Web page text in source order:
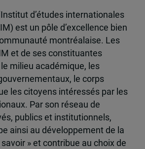
d’études internationales
est un pôle d’excellence bien
montréalaise. Les
et de ses constituantes
milieu académique, les
le corps
les citoyens intéressés par les
Par son réseau de
publics et institutionnels,
ainsi au développement de la
» et contribue au choix de